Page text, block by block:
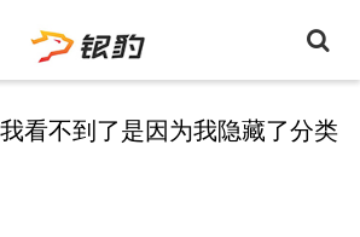
看不到了是因为我隐藏了分类